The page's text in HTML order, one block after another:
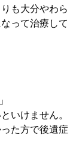
も大分やわら
って治療して
いけません。
た方で後遺症